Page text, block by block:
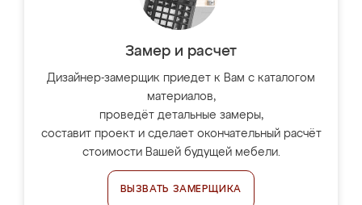
Замер и расчет
Дизайнер-замерщик приедет к Вам с каталогом
материалов,
проведёт детальные замеры,
составит проект и сделает окончательный расчёт
стоимости Вашей будущей мебели.
ВЫЗВАТЬ ЗАМЕРЩИКА